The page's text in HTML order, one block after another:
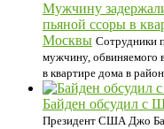
Мужчину
пьяной ссоры в
Москвы Сотрудники
мужчину, обвиняемого
в квартире дома в
Байден обсудил с
Президент США Джо